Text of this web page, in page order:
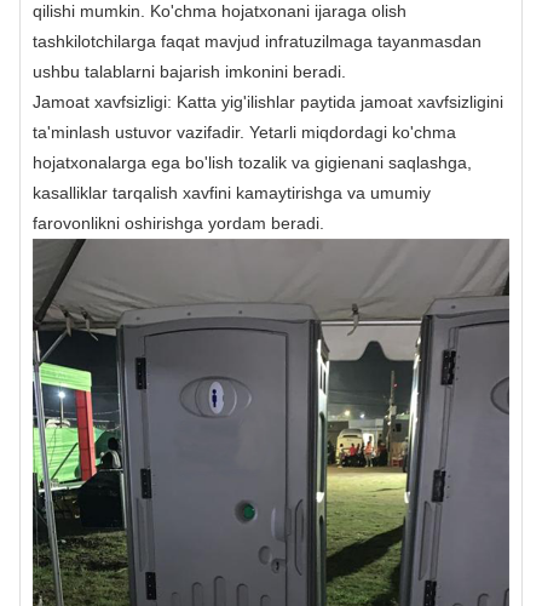
qilishi mumkin. Ko'chma hojatxonani ijaraga olish
tashkilotchilarga faqat mavjud infratuzilmaga tayanmasdan
ushbu talablarni bajarish imkonini beradi.
Jamoat xavfsizligi: Katta yig'ilishlar paytida jamoat xavfsizligini
ta'minlash ustuvor vazifadir. Yetarli miqdordagi ko'chma
hojatxonalarga ega bo'lish tozalik va gigienani saqlashga,
kasalliklar tarqalish xavfini kamaytirishga va umumiy
farovonlikni oshirishga yordam beradi.